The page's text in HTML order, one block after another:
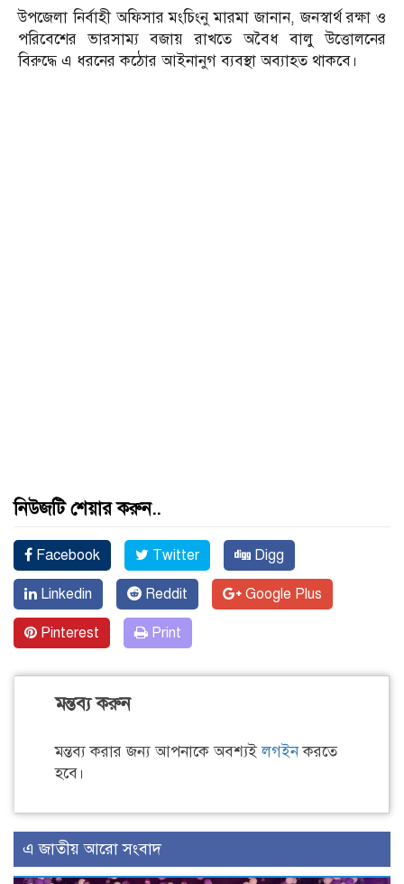
উপজেলা নির্বাহী অফিসার মংচিংনু মারমা জানান, জনস্বার্থ রক্ষা ও
পরিবেশের ভারসাম্য বজায় রাখতে অবৈধ বালু উত্তোলনের
বিরুদ্ধে এ ধরনের কঠোর আইনানুগ ব্যবস্থা অব্যাহত থাকবে।
নিউজটি শেয়ার করুন..
Facebook Twitter Digg
Linkedin Reddit Google Plus
Pinterest Print
মন্তব্য করুন
মন্তব্য করার জন্য আপনাকে অবশ্যইলগইনকরতে
হবে।
এ জাতীয় আরো সংবাদ